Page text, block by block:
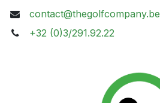
contact@thegolfcompany.be
+32 (0)3/291.92.22